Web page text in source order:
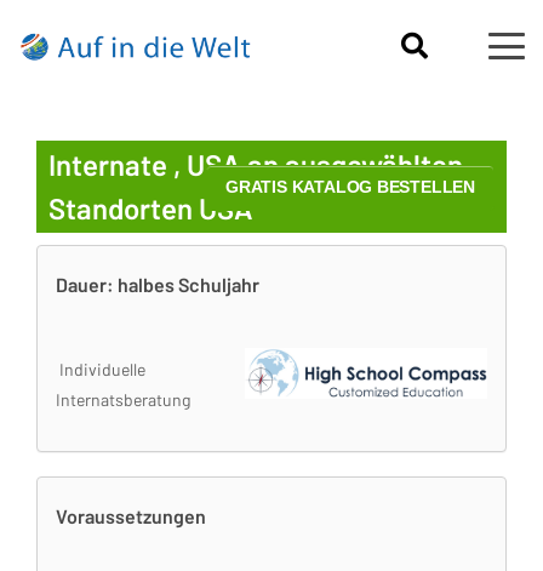
Internate , USA an ausgewählten
Standorten USA
Dauer: halbes Schuljahr
Individuelle
Internatsberatung
Voraussetzungen